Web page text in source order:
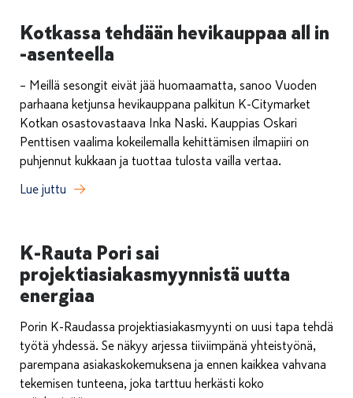
Kotkassa tehdään hevikauppaa all in
-asenteella
– Meillä sesongit eivät jää huomaamatta, sanoo Vuoden
parhaana ketjunsa hevikauppana palkitun K-Citymarket
Kotkan osastovastaava Inka Naski. Kauppias Oskari
Penttisen vaalima kokeilemalla kehittämisen ilmapiiri on
puhjennut kukkaan ja tuottaa tulosta vailla vertaa.
Lue juttu
K-Rauta Pori sai
projektiasiakasmyynnistä uutta
energiaa
Porin K-Raudassa projektiasiakasmyynti on uusi tapa tehdä
työtä yhdessä. Se näkyy arjessa tiiviimpänä yhteistyönä,
parempana asiakaskokemuksena ja ennen kaikkea vahvana
tekemisen tunteena, joka tarttuu herkästi koko